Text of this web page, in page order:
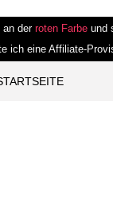
an der roten Farbe und
ich eine Affiliate-